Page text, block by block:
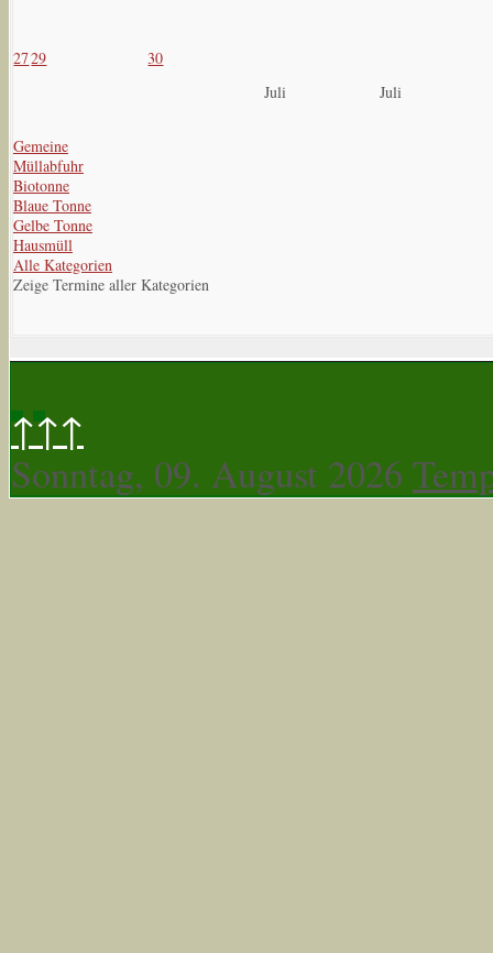
2729
30
Juli
Juli
Gemeine
Müllabfuhr
Biotonne
Blaue Tonne
Gelbe Tonne
Hausmüll
Alle Kategorien
Zeige Termine aller Kategorien
↑↑↑
Sonntag, 09. August 2026